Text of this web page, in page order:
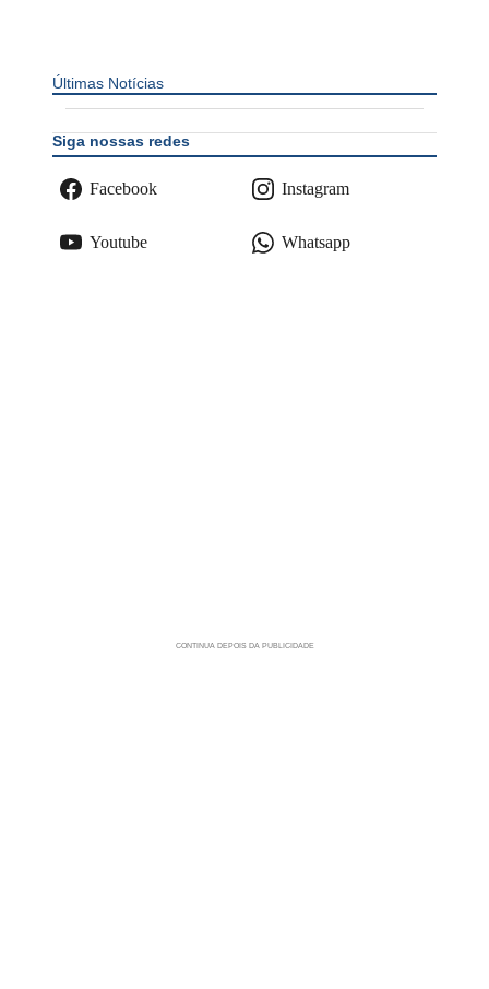
Últimas Notícias
Siga nossas redes
Facebook Instagram
Youtube Whatsapp